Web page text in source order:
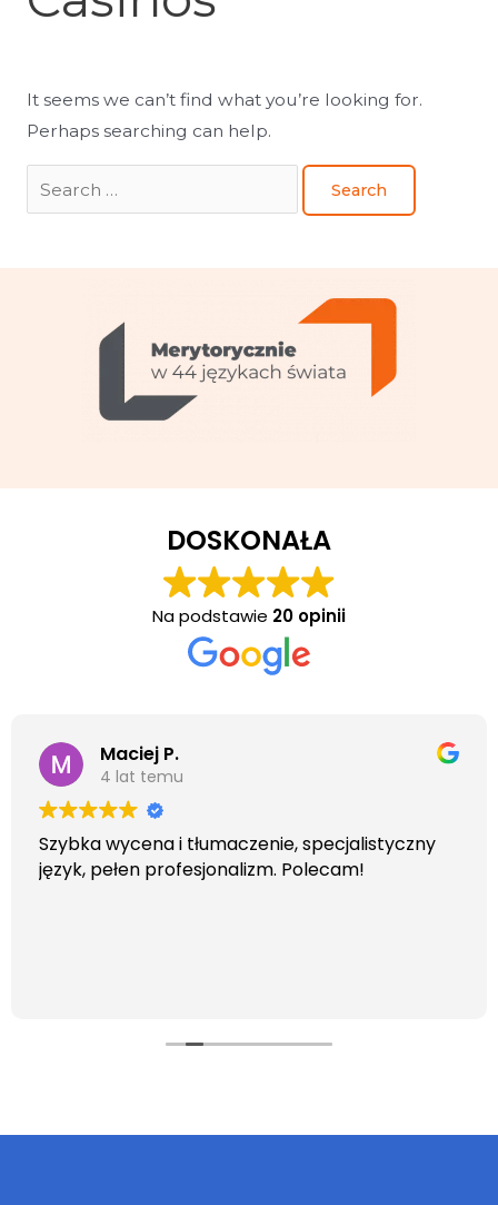
It seems we can’t find what you’re looking for.
Perhaps searching can help.
DOSKONAŁA
Na podstawie 20 opinii
Maciej P.
4 lat temu
Szybka wycena i tłumaczenie, specjalistyczny
język, pełen profesjonalizm. Polecam!